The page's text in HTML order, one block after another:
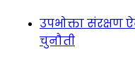
उपभोक्ता संरक्षण
चुनौती